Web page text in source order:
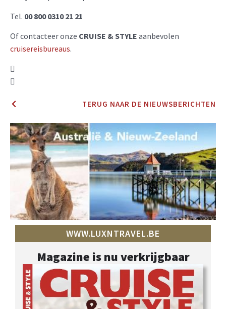
Tel. 00 800 0310 21 21
Of contacteer onze CRUISE & STYLE aanbevolen
cruisereisbureaus.
TERUG NAAR DE NIEUWSBERICHTEN
WWW.LUXNTRAVEL.BE
Magazine is nu verkrijgbaar